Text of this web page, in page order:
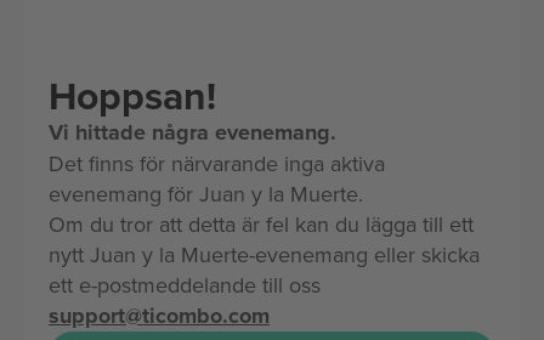
Hoppsan!
Vi hittade några evenemang.
Det finns för närvarande inga aktiva
evenemang för Juan y la Muerte.
Om du tror att detta är fel kan du lägga till ett
nytt Juan y la Muerte-evenemang eller skicka
ett e-postmeddelande till oss
support@ticombo.com